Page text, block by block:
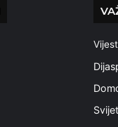
Svijet